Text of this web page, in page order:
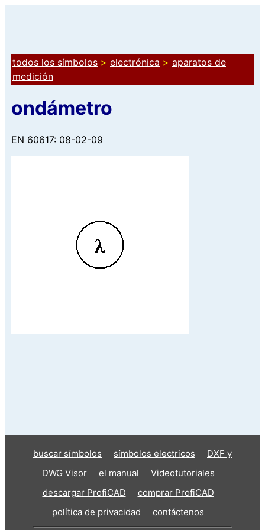
todos los símbolos > electrónica > aparatos de
medición
ondámetro
EN 60617: 08-02-09
buscar símbolos símbolos electricos
DXF y
DWG Visor
el manual
Videotutoriales
descargar ProfiCAD
comprar ProfiCAD
política de privacidad
contáctenos